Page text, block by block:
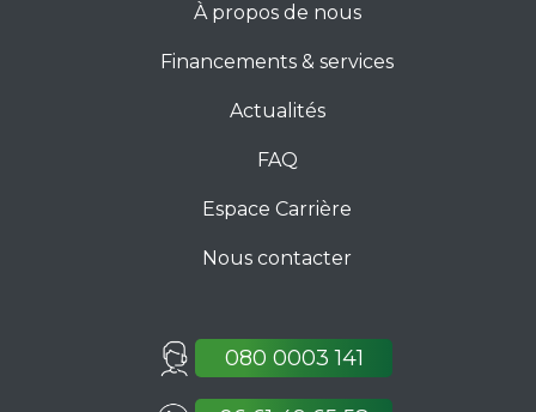
À propos de nous
Financements & services
Actualités
FAQ
Espace Carrière
Nous contacter
080 0003 141